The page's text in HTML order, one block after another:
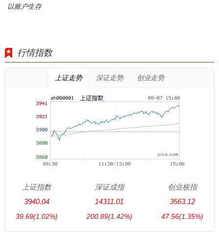
以账户生存
行情指数
上证走势 深证走势 创业走势
上证指数
3940.04
39.69(1.02%)
深证成指
14311.01
200.89(1.42%)
创业板指
3563.12
47.56(1.35%)